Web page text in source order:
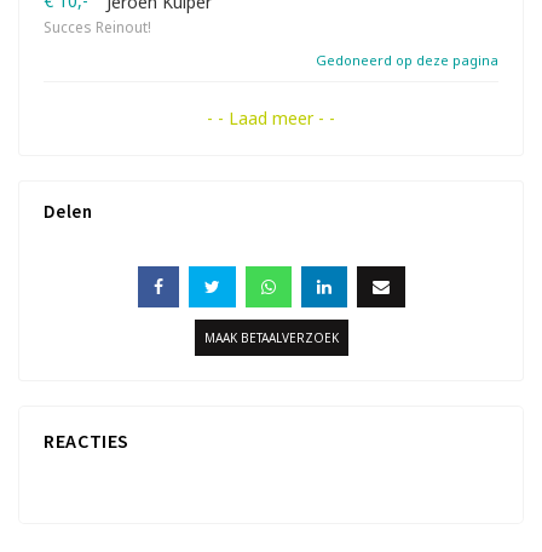
Succes Reinout!
Gedoneerd op deze pagina
- - Laad meer - -
Delen
MAAK BETAALVERZOEK
REACTIES